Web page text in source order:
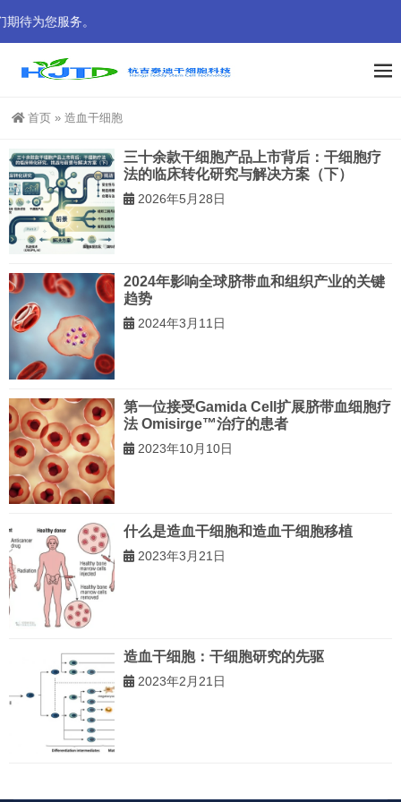
待为您服务。
首页 » 造血干细胞
三十余款干细胞产品上市背后：干细胞疗
法的临床转化研究与解决方案（下）
2026年5月28日
2024年影响全球脐带血和组织产业的关键
趋势
2024年3月11日
第一位接受Gamida Cell扩展脐带血细胞疗
法 Omisirge™治疗的患者
2023年10月10日
什么是造血干细胞和造血干细胞移植
2023年3月21日
造血干细胞：干细胞研究的先驱
2023年2月21日